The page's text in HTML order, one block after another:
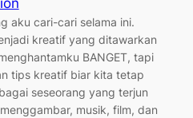
aku cari-cari selama ini.
kreatif yang ditawarkan
BANGET, tapi
tips kreatif biar kita tetap
seseorang yang terjun
musik, film, dan